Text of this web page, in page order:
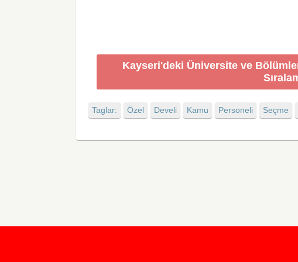
Kayseri'deki Üniversite ve
Taglar: Özel Develi Kamu Personeli Seçme